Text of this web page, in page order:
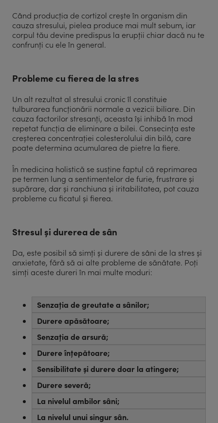
Când producția de cortizol crește în organism din
cauza stresului, pielea produce mai mult sebum, iar
corpul tău devine predispus la erupții chiar dacă nu te
confrunți cu ele în general.
Probleme cu fierea de la stres
Un alt rezultat al stresului cronic îl constituie
tulburarea funcționării normale a vezicii biliare. Din
cauza factorilor stresanți, aceasta își inhibă în mod
repetat funcția de eliminare a bilei. Consecința este
creșterea concentrației colesterolului din bilă, care
poate determina acumularea de pietre la fiere.
În medicina holistică se susține faptul că reprimarea
pe termen lung a sentimentelor de furie, frustrare și
supărare, dar și ranchiuna și iritabilitatea, pot cauza
probleme cu ficatul și fierea.
Stresul și durerea de sân
Da, este posibil să simți și durere de sâni de la stres și
anxietate, fără să ai alte probleme de sănătate. Poți
simți aceste dureri în mai multe moduri:
Senzația de greutate a sânilor;
Durere apăsătoare;
Senzația de arsură;
Durere înțepătoare;
Sensibilitate și durere doar la atingere;
Durere severă;
La nivelul ambilor sâni;
La nivelul unui singur sân.